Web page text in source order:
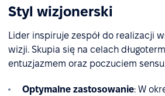
Styl wizjonerski
Lider inspiruje zespół do realizacji
wizji. Skupia się na celach
entuzjazmem oraz poczuciem
Optymalne zastosowanie: W